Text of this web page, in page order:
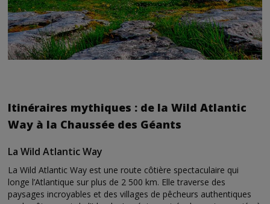
Itinéraires mythiques : de la Wild Atlantic
Way à la Chaussée des Géants
La Wild Atlantic Way
La Wild Atlantic Way est une route côtière spectaculaire qui
longe l’Atlantique sur plus de 2 500 km. Elle traverse des
paysages incroyables et des villages de pêcheurs authentiques